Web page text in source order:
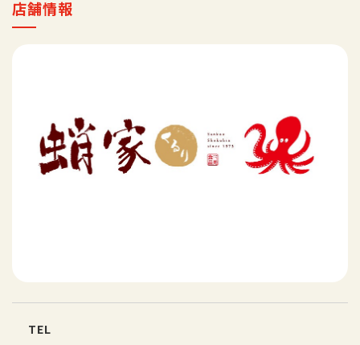
店舗情報
TEL